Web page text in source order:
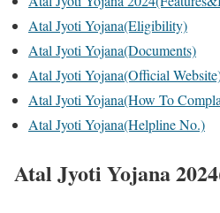
Atal Jyoti Yojana(Eligibility)
Atal Jyoti Yojana(Documents)
Atal Jyoti Yojana(Official
Atal Jyoti Yojana(How To
Atal Jyoti Yojana(Helpline No.)
Atal Jyoti Yojana